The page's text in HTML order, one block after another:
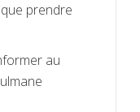
prendre
au